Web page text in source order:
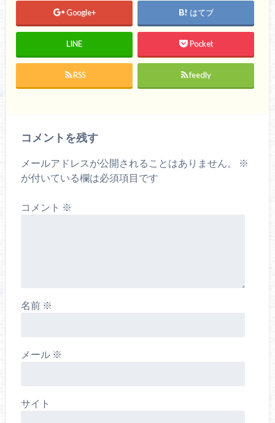
Google+ はてブ
LINE Pocket
RSS feedly
コメントを残す
メールアドレスが公開されることはありません。
※
が付いている欄は必須項目です
コメント ※
名前 ※
メール ※
サイト